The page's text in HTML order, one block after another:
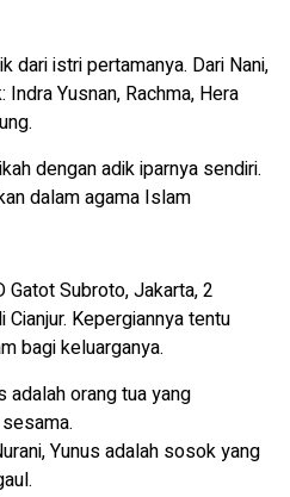
dari istri pertamanya. Dari Nani,
Yusnan, Rachma, Hera
dengan adik iparnya sendiri.
dalam agama Islam
Gatot Subroto, Jakarta, 2
Kepergiannya tentu
bagi keluarganya.
adalah orang tua yang
Yunus adalah sosok yang